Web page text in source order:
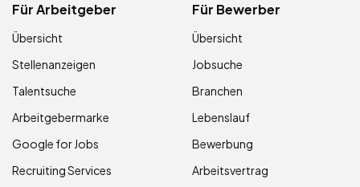
Für Arbeitgeber
Übersicht
Stellenanzeigen
Talentsuche
Arbeitgebermarke
Google for Jobs
Recruiting Services
Für Bewerber
Übersicht
Jobsuche
Branchen
Lebenslauf
Bewerbung
Arbeitsvertrag